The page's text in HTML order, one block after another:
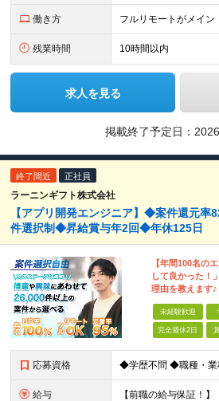
働き方 フルリモートがメイン
残業時間 10時間以内
求人を見る
掲載終了予定日：
終了間近 正社員
ラーニンギフト株式会社
【アプリ開発エンジニア】◆案件還元
件選択制◆昇給賞与年2回◆年休125日
【年間100名の
して良かった！
理由を教えます♪
未経験歓迎
完全週休2日
応募資格
給与